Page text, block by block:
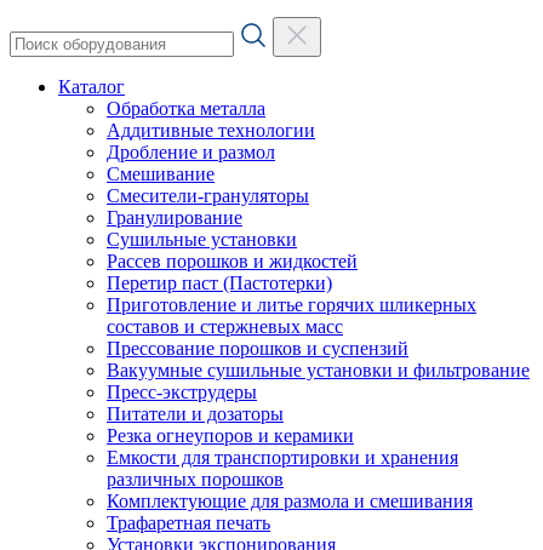
Каталог
Обработка металла
Аддитивные технологии
Дробление и размол
Смешивание
Смесители-грануляторы
Гранулирование
Сушильные установки
Рассев порошков и жидкостей
Перетир паст (Пастотерки)
Приготовление и литье горячих шликерных
составов и стержневых масс
Прессование порошков и суспензий
Вакуумные сушильные установки и фильтрование
Пресс-экструдеры
Питатели и дозаторы
Резка огнеупоров и керамики
Емкости для транспортировки и хранения
различных порошков
Комплектующие для размола и смешивания
Трафаретная печать
Установки экспонирования